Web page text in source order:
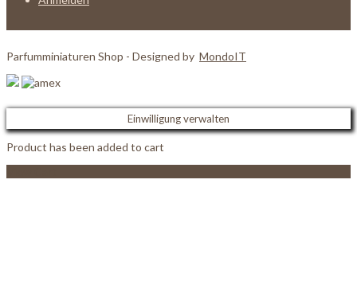
Parfumminiaturen Shop - Designed by MondoIT
Einwilligung verwalten
Product has been added to cart